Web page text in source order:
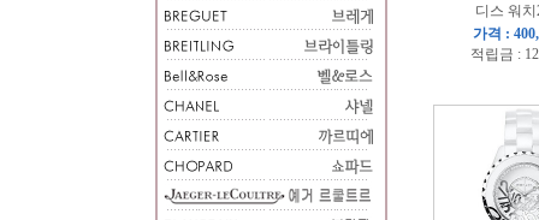
디스 워치
가격 :
적립금 :